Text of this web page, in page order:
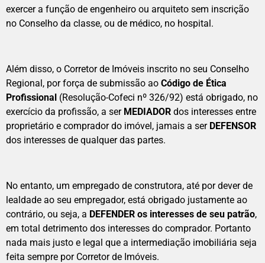
exercer a função de engenheiro ou arquiteto sem inscrição
no Conselho da classe, ou de médico, no hospital.
Além disso, o Corretor de Imóveis inscrito no seu Conselho
Regional, por força de submissão ao Código de Ética
Profissional (Resolução-Cofeci nº 326/92) está obrigado, no
exercício da profissão, a ser MEDIADOR dos interesses entre
proprietário e comprador do imóvel, jamais a ser DEFENSOR
dos interesses de qualquer das partes.
No entanto, um empregado de construtora, até por dever de
lealdade ao seu empregador, está obrigado justamente ao
contrário, ou seja, a DEFENDER os interesses de seu patrão,
em total detrimento dos interesses do comprador. Portanto
nada mais justo e legal que a intermediação imobiliária seja
feita sempre por Corretor de Imóveis.